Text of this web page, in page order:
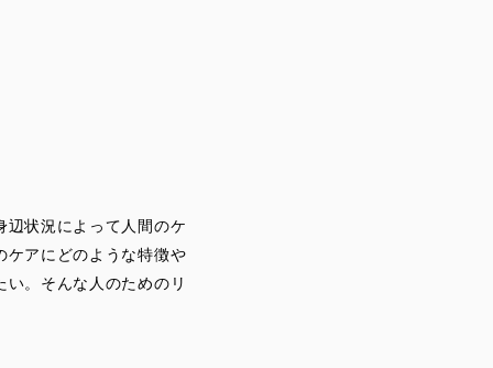
辺状況によって人間のケ
ケアにどのような特徴や
。そんな人のためのリ